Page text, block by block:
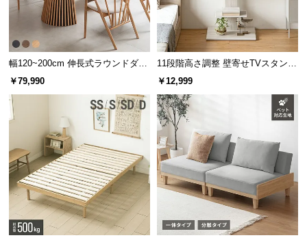
防水性能規格 IPX4
扱いやすいスリムサイズ
幅120~200cm 伸長式ラウンドダイ
ニングテーブル 6人掛け 天然木突
板 美しい格子デザイン
￥79,990
11段階高さ調整 壁寄せTVスタンド
キャスター付き 上下左右角度調節
￥12,999